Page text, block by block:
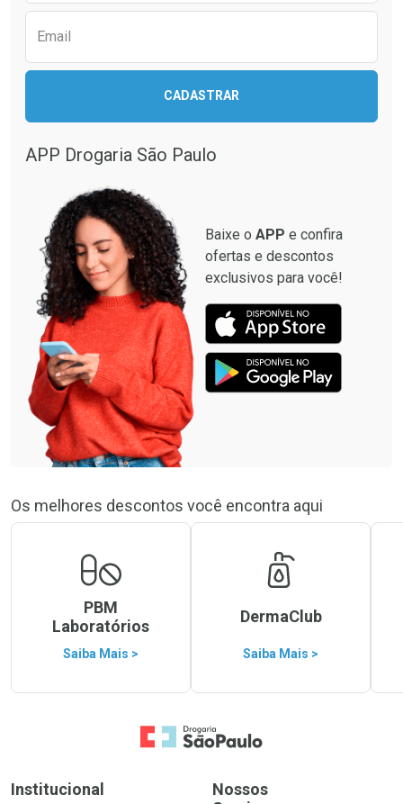
Email
CADASTRAR
APP Drogaria São Paulo
Baixe o APP e confira
ofertas e descontos
exclusivos para você!
Os melhores descontos você encontra aqui
PBM
Laboratórios
Saiba Mais >
DermaClub
Saiba Mais >
Ir para a Home
Institucional
Nossos